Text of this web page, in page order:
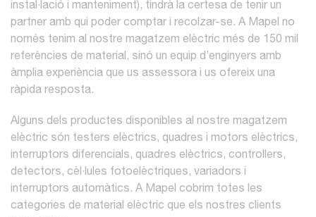
instal·lació i manteniment), tindrà la certesa de tenir un
partner amb qui poder comptar i recolzar-se. A Mapel no
només tenim al nostre magatzem elèctric més de 150 mil
referències de material, sinó un equip d’enginyers amb
àmplia experiència que us assessora i us ofereix una
ràpida resposta.
Alguns dels productes disponibles al nostre magatzem
elèctric són testers elèctrics, quadres i motors elèctrics,
interruptors diferencials, quadres elèctrics, controllers,
detectors, cèl·lules fotoelèctriques, variadors i
interruptors automàtics. A Mapel cobrim totes les
categories de material elèctric que els nostres clients